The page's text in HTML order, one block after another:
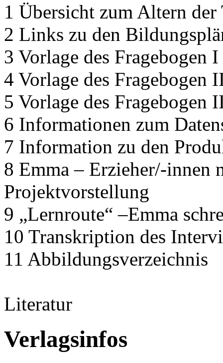
1 Übersicht zum Altern
2 Links zu den
3 Vorlage des Fragebogen I
4 Vorlage des Fragebogen
5 Vorlage des Fragebogen
6 Informationen zum
7 Information zu den
8 Emma – Erzieher/-innen
Projektvorstellung
9 „Lernroute“ –Emma
10 Transkription des
11 Abbildungsverzeichnis
Literatur
Verlagsinfos